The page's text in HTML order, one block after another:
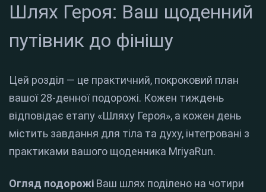
Шлях Героя: Ваш щоденний
путівник до фінішу
Цей розділ — це практичний, покроковий план
вашої 28-денної подорожі. Кожен тиждень
відповідає етапу «Шляху Героя», а кожен день
містить завдання для тіла та духу, інтегровані з
практиками вашого щоденника MriyaRun.
Огляд подорожі Ваш шлях поділено на чотири